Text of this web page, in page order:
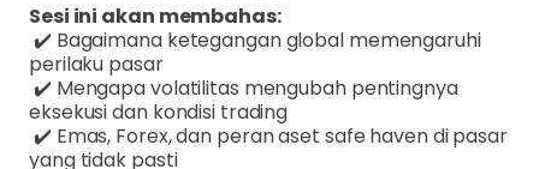
Sesi ini akan membahas:
✔️ Bagaimana ketegangan global memengaruhi
perilaku pasar
✔️ Mengapa volatilitas mengubah pentingnya
eksekusi dan kondisi trading
✔️ Emas, Forex, dan peran aset safe haven di pasar
yang tidak pasti